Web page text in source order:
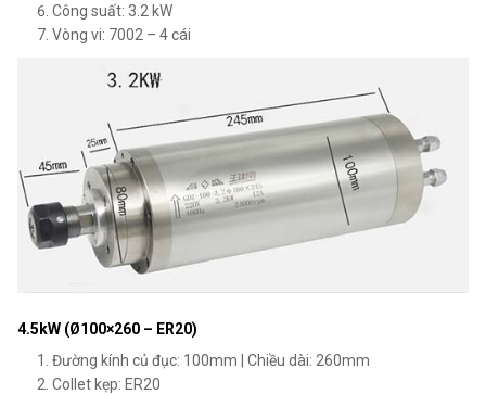
Công suất: 3.2 kW
Vòng vi: 7002 – 4 cái
4.5kW (Ø100×260 – ER20)
Đường kính củ đục: 100mm | Chiều dài: 260mm
Collet kẹp: ER20